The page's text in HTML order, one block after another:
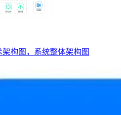
构图，系统整体架构图